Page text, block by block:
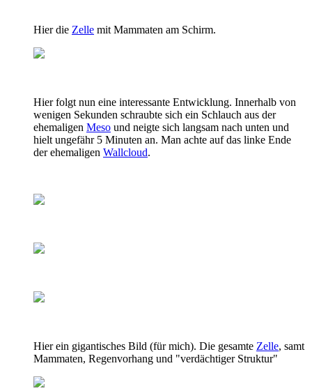
Hier die Zelle mit Mammaten am Schirm.
Hier folgt nun eine interessante Entwicklung. Innerhalb von
wenigen Sekunden schraubte sich ein Schlauch aus der
ehemaligen Meso und neigte sich langsam nach unten und
hielt ungefähr 5 Minuten an. Man achte auf das linke Ende
der ehemaligen Wallcloud.
Hier ein gigantisches Bild (für mich). Die gesamte Zelle, samt
Mammaten, Regenvorhang und "verdächtiger Struktur"